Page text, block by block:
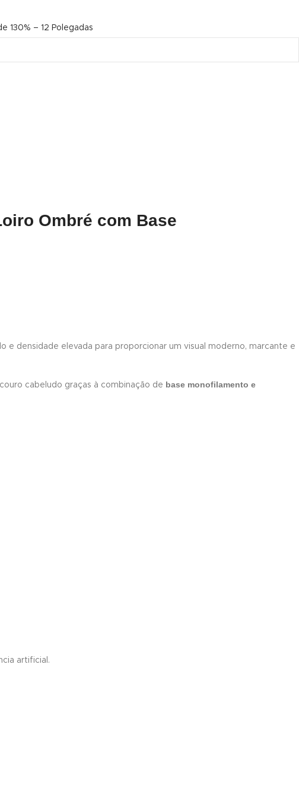
130% – 12 Polegadas
Ombré com Base
e densidade elevada para proporcionar um visual moderno, marcante e
cabeludo graças à combinação de base monofilamento e
artificial.